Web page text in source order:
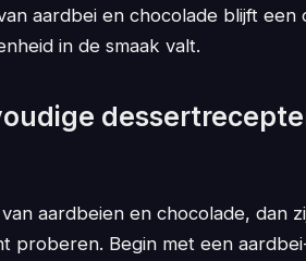
aardbei en chocolade blijft een
in de smaak valt.
aardbeien en chocolade, dan
proberen. Begin met een